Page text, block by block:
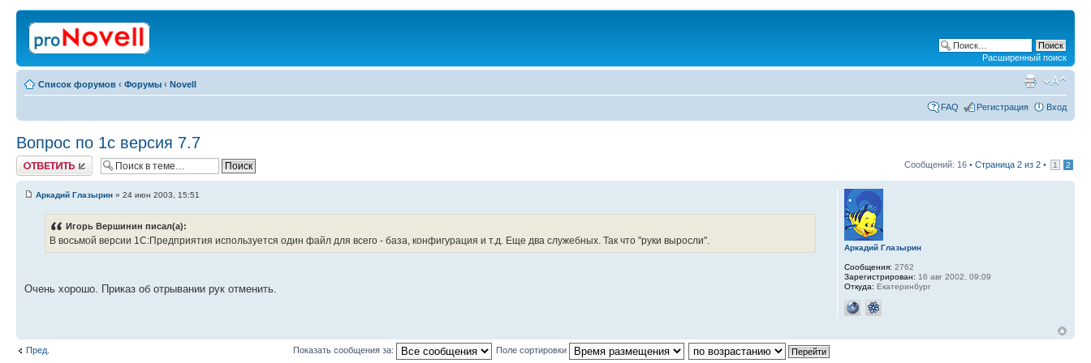
Расширенный поиск
Список форумов ‹ Форумы ‹ Novell
FAQ Регистрация Вход
Вопрос по 1с версия 7.7
Ответить Сообщений: 16 • Страница 2 из 2 • 1 2
Аркадий Глазырин » 24 июн 2003, 15:51
Игорь Вершинин писал(а):
В восьмой версии 1С:Предприятия используется один файл для всего - база, конфигурация и т.д. Еще два служебных. Так что "руки выросли".
Очень хорошо. Приказ об отрывании рук отменить.
Аркадий Глазырин
Сообщения: 2762
Зарегистрирован: 16 авг 2002, 09:09
Откуда: Екатеринбург
Пред. Показать сообщения за: Поле сортировки